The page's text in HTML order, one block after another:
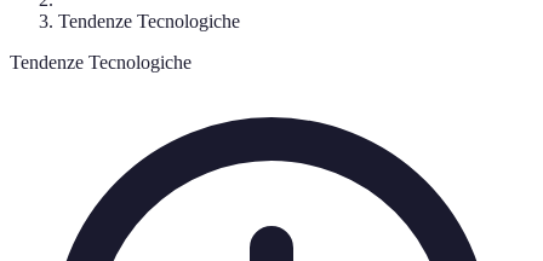
Tendenze Tecnologiche
Tendenze Tecnologiche